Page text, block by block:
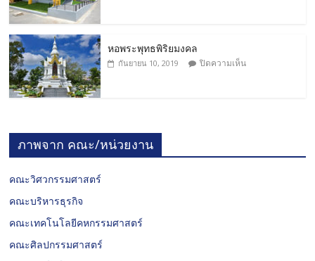
หอพระพุทธพิริยมงคล
กันยายน 10, 2019 ปิดความเห็น
ภาพจาก คณะ/หน่วยงาน
คณะวิศวกรรมศาสตร์
คณะบริหารธุรกิจ
คณะเทคโนโลยีคหกรรมศาสตร์
คณะศิลปกรรมศาสตร์